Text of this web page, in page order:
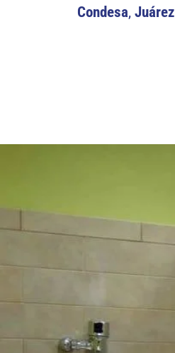
Condesa, Juárez